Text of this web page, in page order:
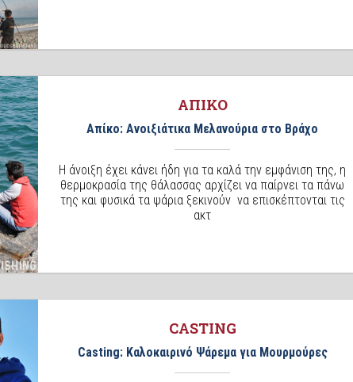
ΑΠΙΚΟ
Απίκο: Ανοιξιάτικα Μελανούρια στο Βράχο
Η άνοιξη έχει κάνει ήδη για τα καλά την εμφάνιση της, η
θερμοκρασία της θάλασσας αρχίζει να παίρνει τα πάνω
της και φυσικά τα ψάρια ξεκινούν να επισκέπτονται τις
ακτ
CASTING
Casting: Καλοκαιρινό Ψάρεμα για Μουρμούρες